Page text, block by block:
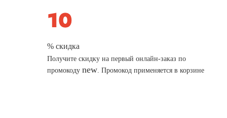
% скидка
Получите скидку на первый онлайн-заказ по
промокодуnew. Промокод применяется в корзине